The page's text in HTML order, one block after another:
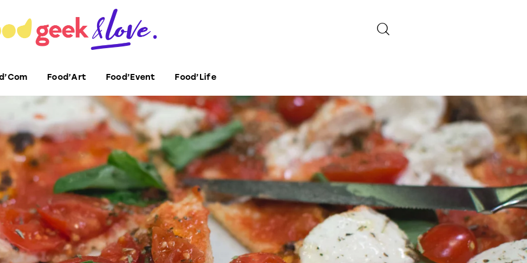
Food’Art Food’Event Food’Life